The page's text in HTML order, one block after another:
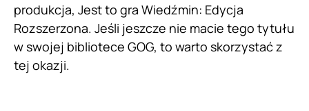
produkcja, Jest to gra Wiedźmin: Edycja
Rozszerzona. Jeśli jeszcze nie macie tego tytułu
w swojej bibliotece GOG, to warto skorzystać z
tej okazji.